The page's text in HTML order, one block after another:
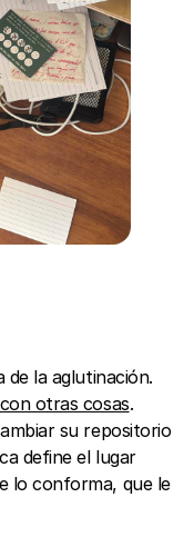
de la aglutinación.
otras cosas.
su repositorio
define el lugar
lo conforma, que le